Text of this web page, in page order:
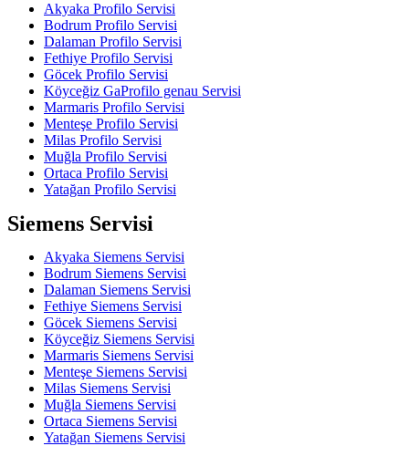
Akyaka Profilo Servisi
Bodrum Profilo Servisi
Dalaman Profilo Servisi
Fethiye Profilo Servisi
Göcek Profilo Servisi
Köyceğiz GaProfilo genau Servisi
Marmaris Profilo Servisi
Menteşe Profilo Servisi
Milas Profilo Servisi
Muğla Profilo Servisi
Ortaca Profilo Servisi
Yatağan Profilo Servisi
Siemens Servisi
Akyaka Siemens Servisi
Bodrum Siemens Servisi
Dalaman Siemens Servisi
Fethiye Siemens Servisi
Göcek Siemens Servisi
Köyceğiz Siemens Servisi
Marmaris Siemens Servisi
Menteşe Siemens Servisi
Milas Siemens Servisi
Muğla Siemens Servisi
Ortaca Siemens Servisi
Yatağan Siemens Servisi